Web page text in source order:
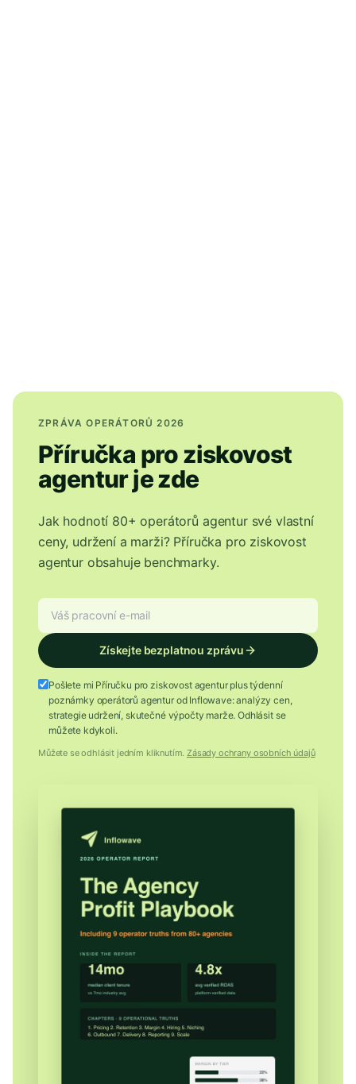
ZPRÁVA OPERÁTORŮ 2026
Příručka pro ziskovost
agentur je zde
Jak hodnotí 80+ operátorů agentur své vlastní
ceny, udržení a marži? Příručka pro ziskovost
agentur obsahuje benchmarky.
Získejte bezplatnou zprávu
Pošlete mi Příručku pro ziskovost agentur plus týdenní
poznámky operátorů agentur od Inflowave: analýzy cen,
strategie udržení, skutečné výpočty marže. Odhlásit se
můžete kdykoli.
Můžete se odhlásit jedním kliknutím. Zásady ochrany osobních údajů